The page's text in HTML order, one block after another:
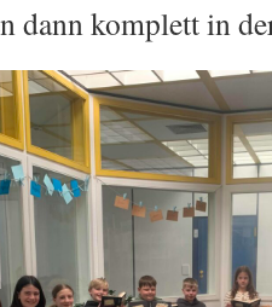
dann komplett in